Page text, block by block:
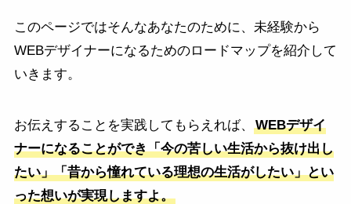
このページではそんなあなたのために、未経験から
WEBデザイナーになるためのロードマップを紹介して
いきます。
お伝えすることを実践してもらえれば、
WEBデザイ
ナーになることができ「今の苦しい生活から抜け出し
たい」「昔から憧れている理想の生活がしたい」とい
った想いが実現しますよ。